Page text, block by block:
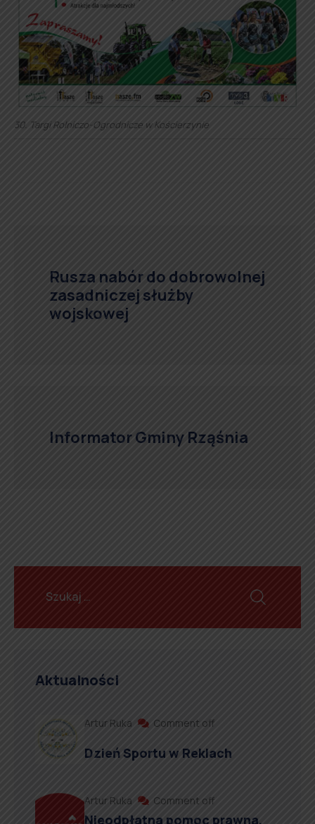
30. Targi Rolniczo-Ogrodnicze w Kościerzynie
Rusza nabór do dobrowolnej
zasadniczej służby
wojskowej
Informator Gminy Rząśnia
Aktualności
Artur Ruka Comment off
Dzień Sportu w Reklach
Artur Ruka Comment off
Nieodpłatna pomoc prawna,